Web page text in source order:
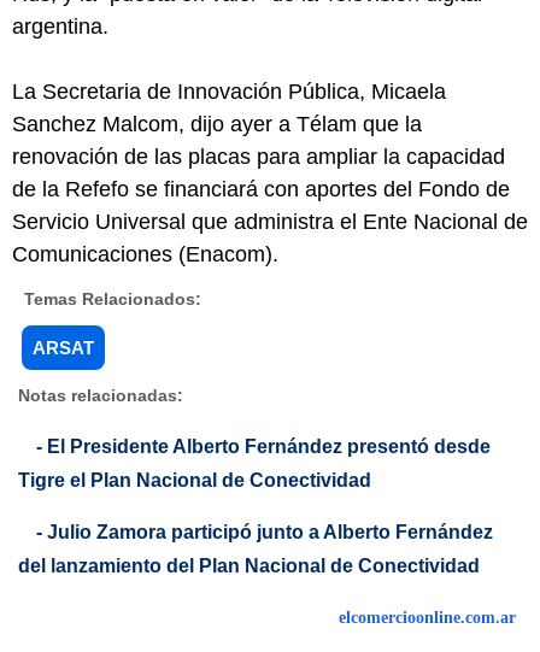
argentina.
La Secretaria de Innovación Pública, Micaela
Sanchez Malcom, dijo ayer a Télam que la
renovación de las placas para ampliar la capacidad
de la Refefo se financiará con aportes del Fondo de
Servicio Universal que administra el Ente Nacional de
Comunicaciones (Enacom).
Temas Relacionados:
ARSAT
Notas relacionadas:
- El Presidente Alberto Fernández presentó desde
Tigre el Plan Nacional de Conectividad
- Julio Zamora participó junto a Alberto Fernández
del lanzamiento del Plan Nacional de Conectividad
elcomercioonline.com.ar